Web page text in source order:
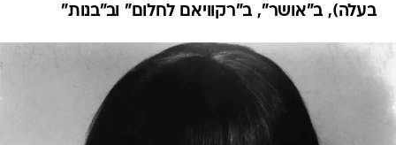
בעלה), ב"אושר", ב"רקוויאם לחלום" וב"בנות"